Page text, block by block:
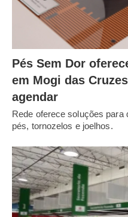
Pés Sem Dor
em Mogi das
agendar
Rede oferece soluções
pés, tornozelos e joelhos.